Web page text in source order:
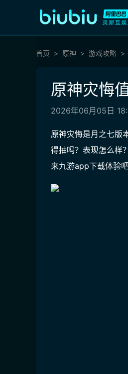
首页 原神 游戏攻略
原神灾悔
2026年06月05日
原神灾悔是月之七版
得抽吗？表现怎么样
来九游app下载体验吧